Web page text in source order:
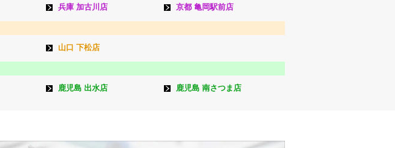
兵庫 加古川店 京都 亀岡駅前店
山口 下松店
鹿児島 出水店 鹿児島 南さつま店